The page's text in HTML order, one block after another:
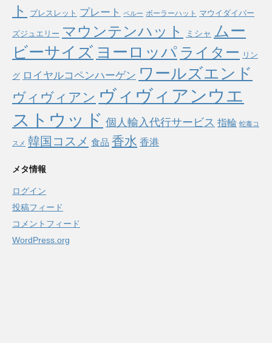
ト
ブレスレット プレート ペルー ボーラーハット マウイダイバー
ズジュエリー マウンテンハット ミシャ ムー
ビーサイズ ヨーロッパ ライター リン
グ ロイヤルコペンハーゲン ワールズエンド
ヴィヴィアン ヴィヴィアンウエ
ストウッド 個人輸入代行サービス 指輪 蛇毒コ
スメ 韓国コスメ 食品 香水 香港
メタ情報
ログイン
投稿フィード
コメントフィード
WordPress.org